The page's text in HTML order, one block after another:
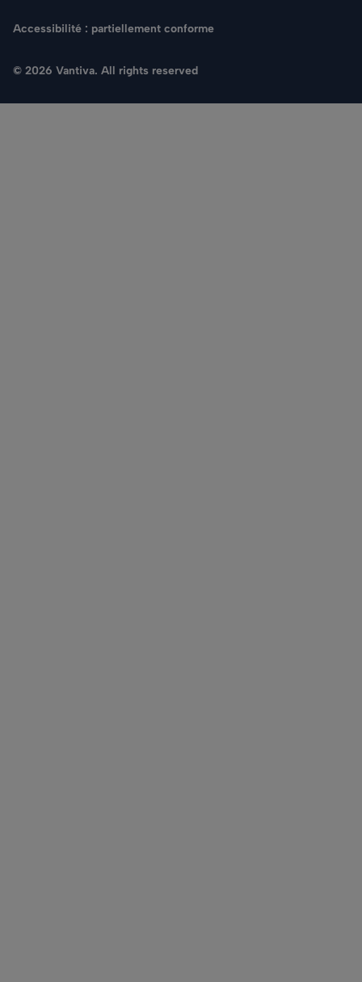
© 2026 Vantiva. All rights reserved
Accessibilité : partiellement conforme